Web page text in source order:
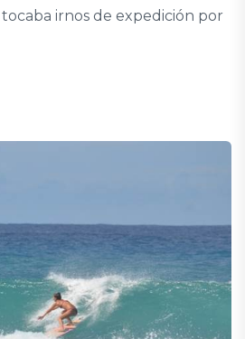
irnos de expedición por